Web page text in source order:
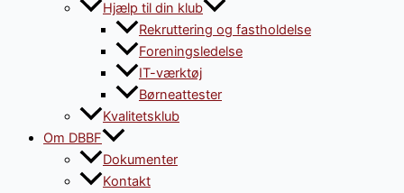
Hjælp til din klub
Rekruttering og fastholdelse
Foreningsledelse
IT-værktøj
Børneattester
Kvalitetsklub
Om DBBF
Dokumenter
Kontakt